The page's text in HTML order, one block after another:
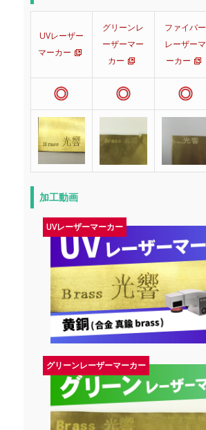
UVレーザー
マーカー
グリーンレ
ーザーマー
カー
ファイバー
レーザーマ
ーカー
加工動画
UVレーザーマーカー
グリーンレーザーマーカー